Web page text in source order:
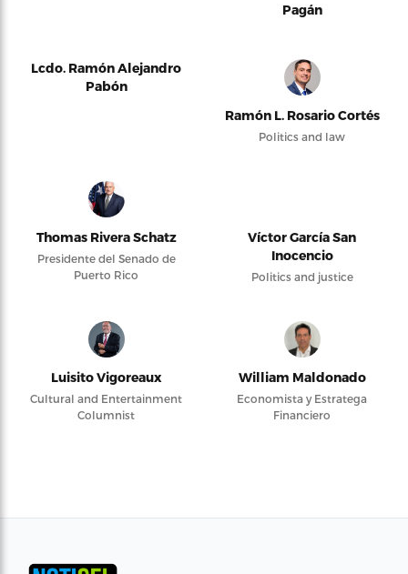
Pagán
Lcdo. Ramón Alejandro
Pabón
Ramón L. Rosario Cortés
Politics and law
Thomas Rivera Schatz
Presidente del Senado de
Puerto Rico
Víctor García San
Inocencio
Politics and justice
Luisito Vigoreaux
Cultural and Entertainment
Columnist
William Maldonado
Economista y Estratega
Financiero